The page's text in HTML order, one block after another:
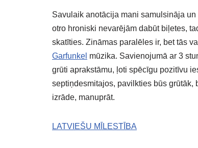
Savulaik anotācija mani samulsināja un
otro hroniski nevarējām dabūt biļetes,
skatīties. Zināmas paralēles ir, bet tās
Garfunkel mūzika. Savienojumā ar 3
grūti aprakstāmu, ļoti spēcīgu pozitīvu
septiņdesmitajos, pavilkties būs
izrāde, manuprāt.
LATVIEŠU MĪLESTĪBA